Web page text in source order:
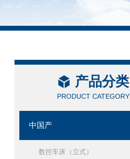
产品分类
PRODUCT CATEGORY
中国产
数控车床（立式）